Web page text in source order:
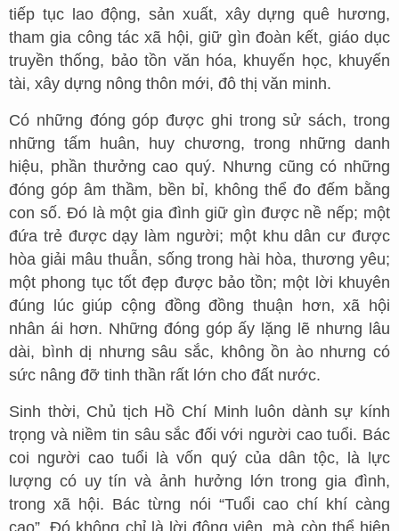
tiếp tục lao động, sản xuất, xây dựng quê hương,
tham gia công tác xã hội, giữ gìn đoàn kết, giáo dục
truyền thống, bảo tồn văn hóa, khuyến học, khuyến
tài, xây dựng nông thôn mới, đô thị văn minh.
Có những đóng góp được ghi trong sử sách, trong
những tấm huân, huy chương, trong những danh
hiệu, phần thưởng cao quý. Nhưng cũng có những
đóng góp âm thầm, bền bỉ, không thể đo đếm bằng
con số. Đó là một gia đình giữ gìn được nề nếp; một
đứa trẻ được dạy làm người; một khu dân cư được
hòa giải mâu thuẫn, sống trong hài hòa, thương yêu;
một phong tục tốt đẹp được bảo tồn; một lời khuyên
đúng lúc giúp cộng đồng đồng thuận hơn, xã hội
nhân ái hơn. Những đóng góp ấy lặng lẽ nhưng lâu
dài, bình dị nhưng sâu sắc, không ồn ào nhưng có
sức nâng đỡ tinh thần rất lớn cho đất nước.
Sinh thời, Chủ tịch Hồ Chí Minh luôn dành sự kính
trọng và niềm tin sâu sắc đối với người cao tuổi. Bác
coi người cao tuổi là vốn quý của dân tộc, là lực
lượng có uy tín và ảnh hưởng lớn trong gia đình,
trong xã hội. Bác từng nói “Tuổi cao chí khí càng
cao”. Đó không chỉ là lời động viên, mà còn thể hiện